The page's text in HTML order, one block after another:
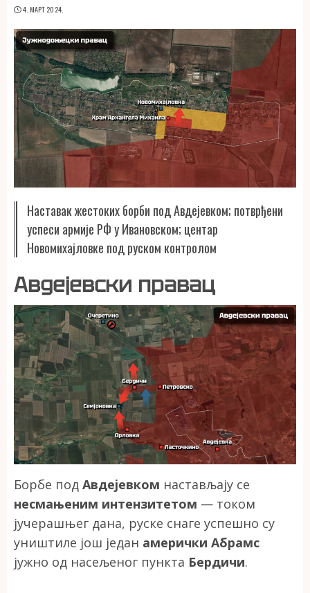
4. МАРТ 2024.
Наставак жестоких борби под Авдејевком; потврђени
успеси армије РФ у Ивановском; центар
Новомихајловке под руском контролом
Авдејевски правац
Борбе под Авдејевком настављају се
несмањеним интензитетом — током
јучерашњег дана, руске снаге успешно су
уништиле још један амерички Абрамс
јужно од насељеног пункта Бердичи.